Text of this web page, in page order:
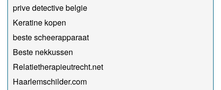
prive detective belgie
Keratine kopen
beste scheerapparaat
Beste nekkussen
Relatietherapieutrecht.net
Haarlemschilder.com